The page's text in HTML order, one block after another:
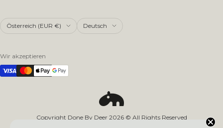
Land/Region Österreich (EUR €) Sprache
Deutsch
Copyright Done By Deer 2026© All Rights Reserved
Wir akzeptieren